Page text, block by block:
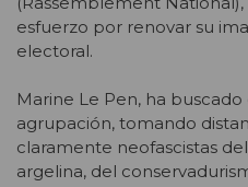
esfuerzo por renovar su
electoral.
Marine Le Pen, ha
agrupación, tomando
claramente neofascistas
argelina, del